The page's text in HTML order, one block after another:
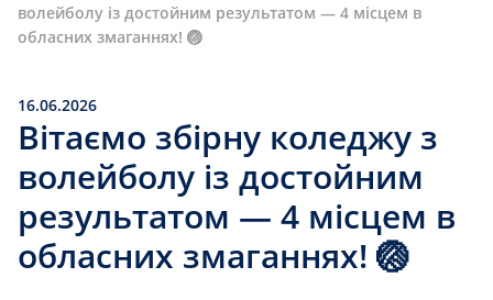
волейболу із достойним результатом — 4 місцем в
обласних змаганнях! 🏐
16.06.2026
Вітаємо збірну коледжу з
волейболу із достойним
результатом — 4 місцем в
обласних змаганнях! 🏐